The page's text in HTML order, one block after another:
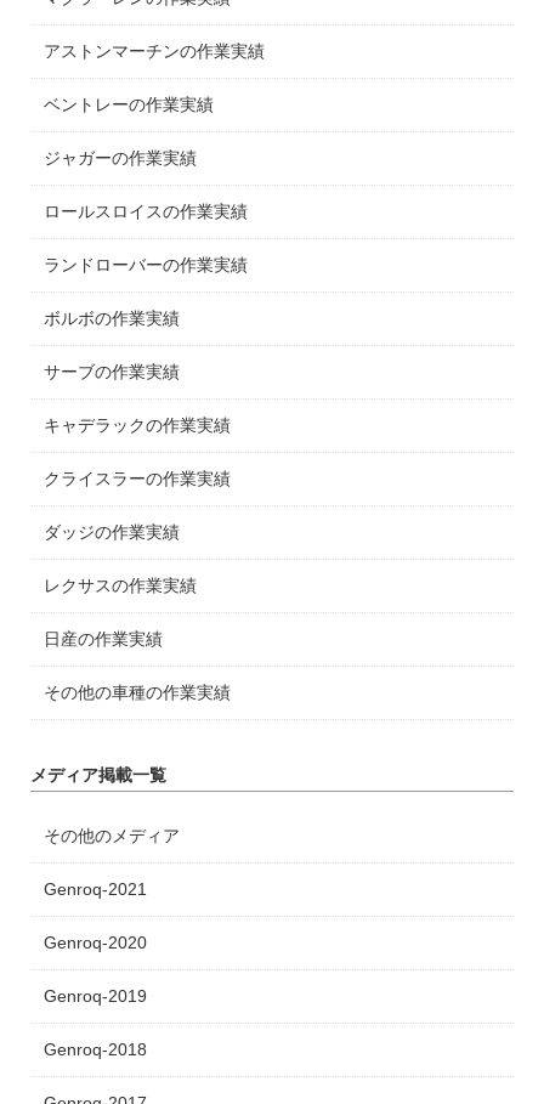
アストンマーチンの作業実績
ベントレーの作業実績
ジャガーの作業実績
ロールスロイスの作業実績
ランドローバーの作業実績
ボルボの作業実績
サーブの作業実績
キャデラックの作業実績
クライスラーの作業実績
ダッジの作業実績
レクサスの作業実績
日産の作業実績
その他の車種の作業実績
メディア掲載一覧
その他のメディア
Genroq-2021
Genroq-2020
Genroq-2019
Genroq-2018